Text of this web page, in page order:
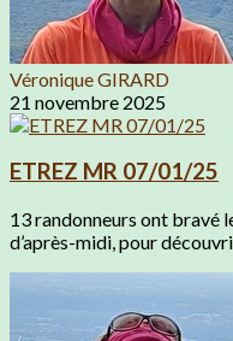
Véronique GIRARD
21 novembre 2025
ETREZ MR 07/01/25
13 randonneurs ont bravé
d’après-midi, pour